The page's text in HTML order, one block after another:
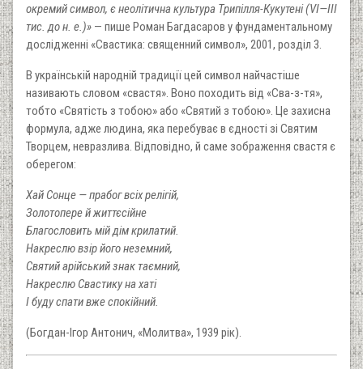
окремий символ, є неолітична культура Трипілля-Кукутені (VI—III
тис. до н. е.)» — пише Роман Багдасаров у фундаментальному
дослідженні «Свастика: священний символ», 2001, розділ 3.
В українській народній традиції цей символ найчастіше
називають словом «свастя». Воно походить від «Сва-з-тя»,
тобто «Святість з тобою» або «Святий з тобою». Це захисна
формула, адже людина, яка перебуває в єдності зі Святим
Творцем, невразлива. Відповідно, й саме зображення свастя є
оберегом:
Хай Сонце — прабог всіх релігій,
Золотопере й життєсійне
Благословить мій дім крилатий.
Накреслю взір його неземний,
Святий арійський знак таємний,
Накреслю Свастику на хаті
І буду спати вже спокійний.
(Богдан-Ігор Антонич, «Молитва», 1939 рік).